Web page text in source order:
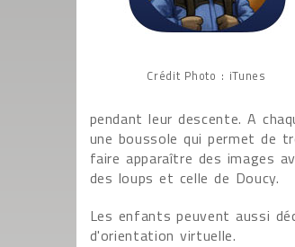
Crédit Photo : iTunes
pendant leur descente. A
une boussole qui permet de
faire apparaître des images
des loups et celle de Doucy.
Les enfants peuvent aussi
d'orientation virtuelle.